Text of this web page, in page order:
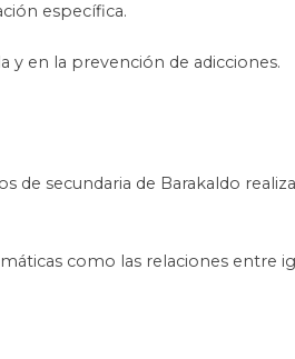
específica.
y en la prevención de adicciones.
de secundaria de Barakaldo
como las relaciones entre